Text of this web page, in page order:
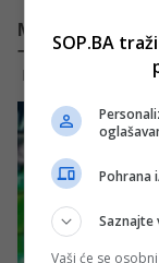
SOP.BA
Pohrana
Saznajte
Vaši će se